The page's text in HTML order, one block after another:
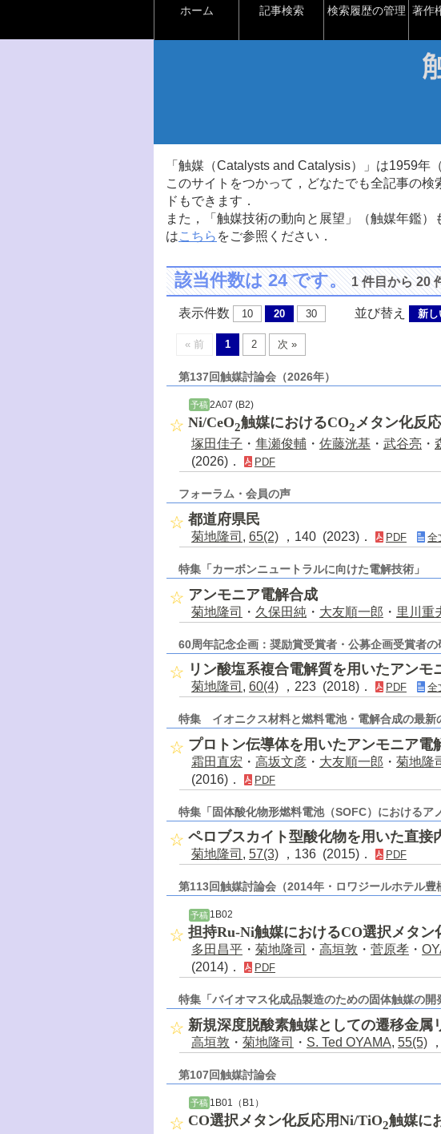
ホーム 記事検索 検索履歴の管理 著作
「触媒（Catalysts and Catalysis）」は1959年
このサイトをつかって，どなたでも全記事の
ドもできます．
また，「触媒技術の動向と展望」（触媒年鑑
はこちら をご参照ください．
該当件数は 24 です。1 件目から 20
表示件数 10 20 30 並び替え 新し
« 前 1 2 次 »
第137回触媒討論会（2026年）
予稿 2A07 (B2)
Ni/CeO2触媒におけるCO2 メタン化反
塚田佳子 ・ 隼瀬俊輔 ・ 佐藤洸基 ・ 武谷亮 ・
(2026)．
PDF
フォーラム・会員の声
都道府県民
菊地隆司 , 65(2) ，140 (2023)． PDF 全
特集「カーボンニュートラルに向けた電解技術」
アンモニア電解合成
菊地隆司 ・ 久保田純 ・ 大友順一郎 ・ 里川重
60周年記念企画：奨励賞受賞者・公募企画受賞者の
リン酸塩系複合電解質を用いたアンモ
菊地隆司 , 60(4) ，223 (2018)． PDF 全
特集 イオニクス材料と燃料電池・電解合成の最新
プロトン伝導体を用いたアンモニア電
霜田直宏 ・ 高坂文彦 ・ 大友順一郎 ・ 菊地隆
(2016)．
PDF
特集「固体酸化物形燃料電池（SOFC）におけるア
ペロブスカイト型酸化物を用いた直接
菊地隆司 , 57(3) ，136 (2015)． PDF
第113回触媒討論会（2014年・ロワジールホテル豊
予稿 1B02
担持Ru-Ni触媒におけるCO選択メタン
多田昌平 ・ 菊地隆司 ・ 高垣敦 ・ 菅原孝 ・
(2014)．
PDF
特集「バイオマス化成品製造のための固体触媒の開
新規深度脱酸素触媒としての遷移金属
高垣敦 ・ 菊地隆司 ・ S. Ted OYAMA, 55(5)
第107回触媒討論会
予稿 1B01（B1）
CO選択メタン化反応用Ni/TiO2触媒に